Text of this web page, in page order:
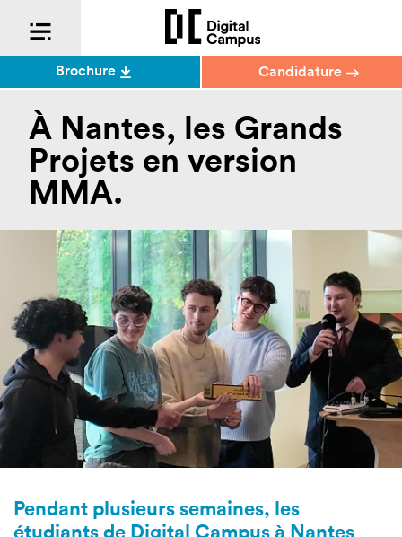
À Nantes, les Grands
Projets en version
MMA.
Pendant plusieurs semaines, les
étudiants de Digital Campus à Nantes
Brochure Candidature